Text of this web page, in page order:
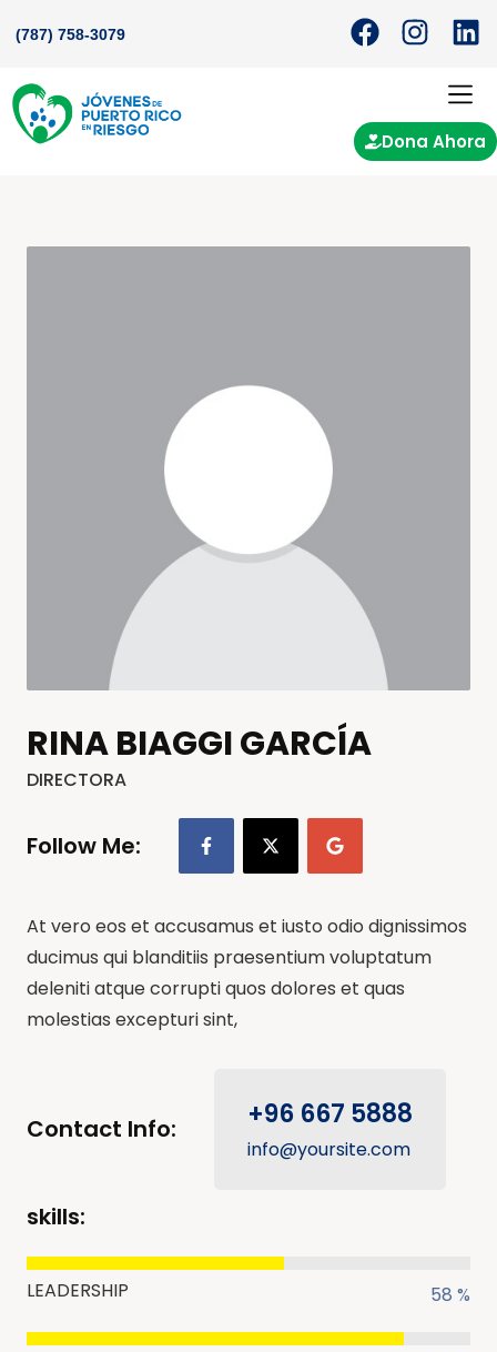
(787) 758-3079
Dona Ahora
RINA BIAGGI GARCÍA
DIRECTORA
Follow Me:
At vero eos et accusamus et iusto odio dignissimos
ducimus qui blanditiis praesentium voluptatum
deleniti atque corrupti quos dolores et quas
molestias excepturi sint,
Contact Info: +96 667 5888
info@yoursite.com
skills:
58 %
LEADERSHIP